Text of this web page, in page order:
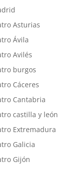
Asturias
Ávila
Avilés
burgos
Cáceres
Cantabria
castilla y león
Extremadura
Galicia
Gijón